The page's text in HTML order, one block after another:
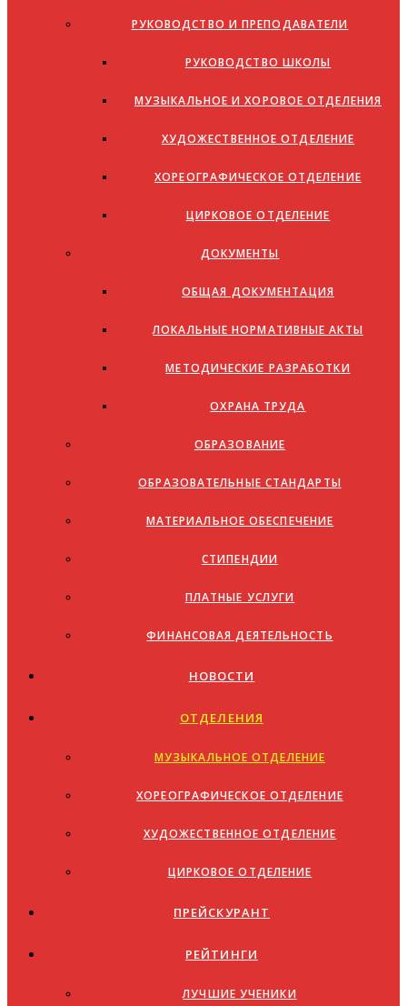
РУКОВОДСТВО И ПРЕПОДАВАТЕЛИ
РУКОВОДСТВО ШКОЛЫ
МУЗЫКАЛЬНОЕ И ХОРОВОЕ ОТДЕЛЕНИЯ
ХУДОЖЕСТВЕННОЕ ОТДЕЛЕНИЕ
ХОРЕОГРАФИЧЕСКОЕ ОТДЕЛЕНИЕ
ЦИРКОВОЕ ОТДЕЛЕНИЕ
ДОКУМЕНТЫ
ОБЩАЯ ДОКУМЕНТАЦИЯ
ЛОКАЛЬНЫЕ НОРМАТИВНЫЕ АКТЫ
МЕТОДИЧЕСКИЕ РАЗРАБОТКИ
ОХРАНА ТРУДА
ОБРАЗОВАНИЕ
ОБРАЗОВАТЕЛЬНЫЕ СТАНДАРТЫ
МАТЕРИАЛЬНОЕ ОБЕСПЕЧЕНИЕ
СТИПЕНДИИ
ПЛАТНЫЕ УСЛУГИ
ФИНАНСОВАЯ ДЕЯТЕЛЬНОСТЬ
НОВОСТИ
ОТДЕЛЕНИЯ
МУЗЫКАЛЬНОЕ ОТДЕЛЕНИЕ
ХОРЕОГРАФИЧЕСКОЕ ОТДЕЛЕНИЕ
ХУДОЖЕСТВЕННОЕ ОТДЕЛЕНИЕ
ЦИРКОВОЕ ОТДЕЛЕНИЕ
ПРЕЙСКУРАНТ
РЕЙТИНГИ
ЛУЧШИЕ УЧЕНИКИ